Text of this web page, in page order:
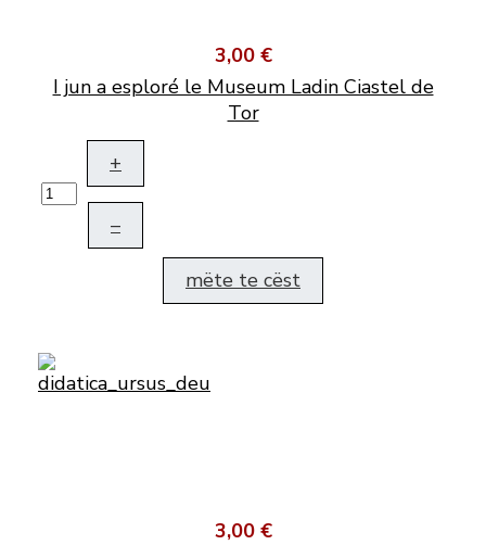
3,00 €
I jun a esploré le Museum Ladin Ciastel de
Tor
+
–
mëte te cëst
3,00 €